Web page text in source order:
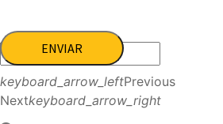
ENVIAR
keyboard_arrow_leftPrevious
Nextkeyboard_arrow_right